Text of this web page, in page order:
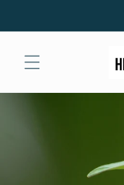
Inhalt